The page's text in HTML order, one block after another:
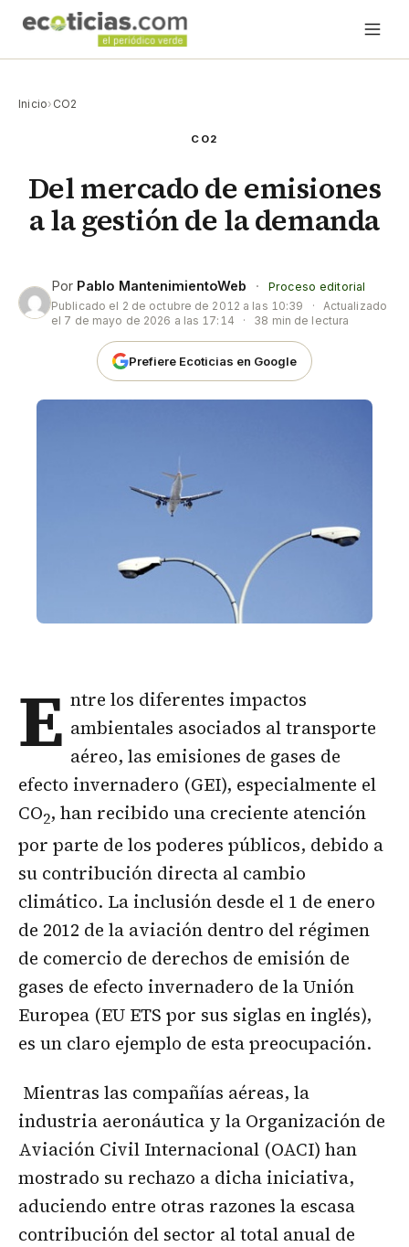
Inicio› CO2
CO2
Del mercado de emisiones
a la gestión de la demanda
Por Pablo MantenimientoWeb ·
Proceso editorial
Publicado el 2 de octubre de 2012 a las 10:39 ·
Actualizado
el 7 de mayo de 2026 a las 17:14 · 38 min de lectura
Prefiere Ecoticias en Google
E ntre los diferentes impactos
ambientales asociados al transporte
aéreo, las emisiones de gases de
efecto invernadero (GEI), especialmente el
CO2, han recibido una creciente atención
por parte de los poderes públicos, debido a
su contribución directa al cambio
climático. La inclusión desde el 1 de enero
de 2012 de la aviación dentro del régimen
de comercio de derechos de emisión de
gases de efecto invernadero de la Unión
Europea (EU ETS por sus siglas en inglés),
es un claro ejemplo de esta preocupación.
Mientras las compañías aéreas, la
industria aeronáutica y la Organización de
Aviación Civil Internacional (OACI) han
mostrado su rechazo a dicha iniciativa,
aduciendo entre otras razones la escasa
contribución del sector al total anual de